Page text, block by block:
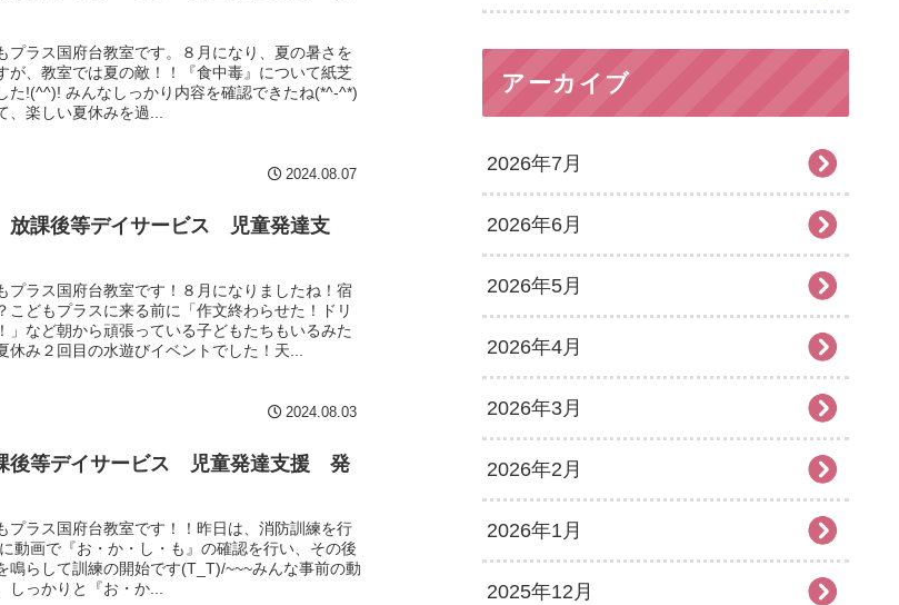
プラス国府台教室です。８月になり、夏の暑さを
が、教室では夏の敵！！『食中毒』について紙芝
た!(^^)! みんなしっかり内容を確認できたね(*^-^*)
、楽しい夏休みを過...
2024.08.07
課後等デイサービス 児童発達支
プラス国府台教室です！８月になりましたね！宿
こどもプラスに来る前に「作文終わらせた！ドリ
」など朝から頑張っている子どもたちもいるみた
休み２回目の水遊びイベントでした！天...
2024.08.03
後等デイサービス 児童発達支援 発
プラス国府台教室です！！昨日は、消防訓練を行
動画で『お・か・し・も』の確認を行い、その後
鳴らして訓練の開始です(T_T)/~~~みんな事前の動
しっかりと『お・か...
アーカイブ
2026年7月
2026年6月
2026年5月
2026年4月
2026年3月
2026年2月
2026年1月
2025年12月